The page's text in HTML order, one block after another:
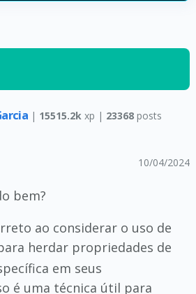
| 15515.2kxp | 23368posts
10/04/2024
bem?
ao considerar o uso de
herdar propriedades de
em seus
é uma técnica útil para